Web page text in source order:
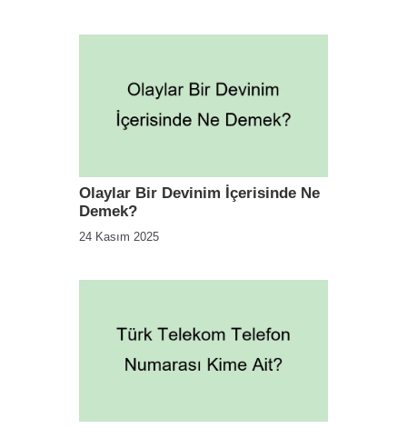
Olaylar Bir Devinim İçerisinde Ne
Demek?
24 Kasım 2025